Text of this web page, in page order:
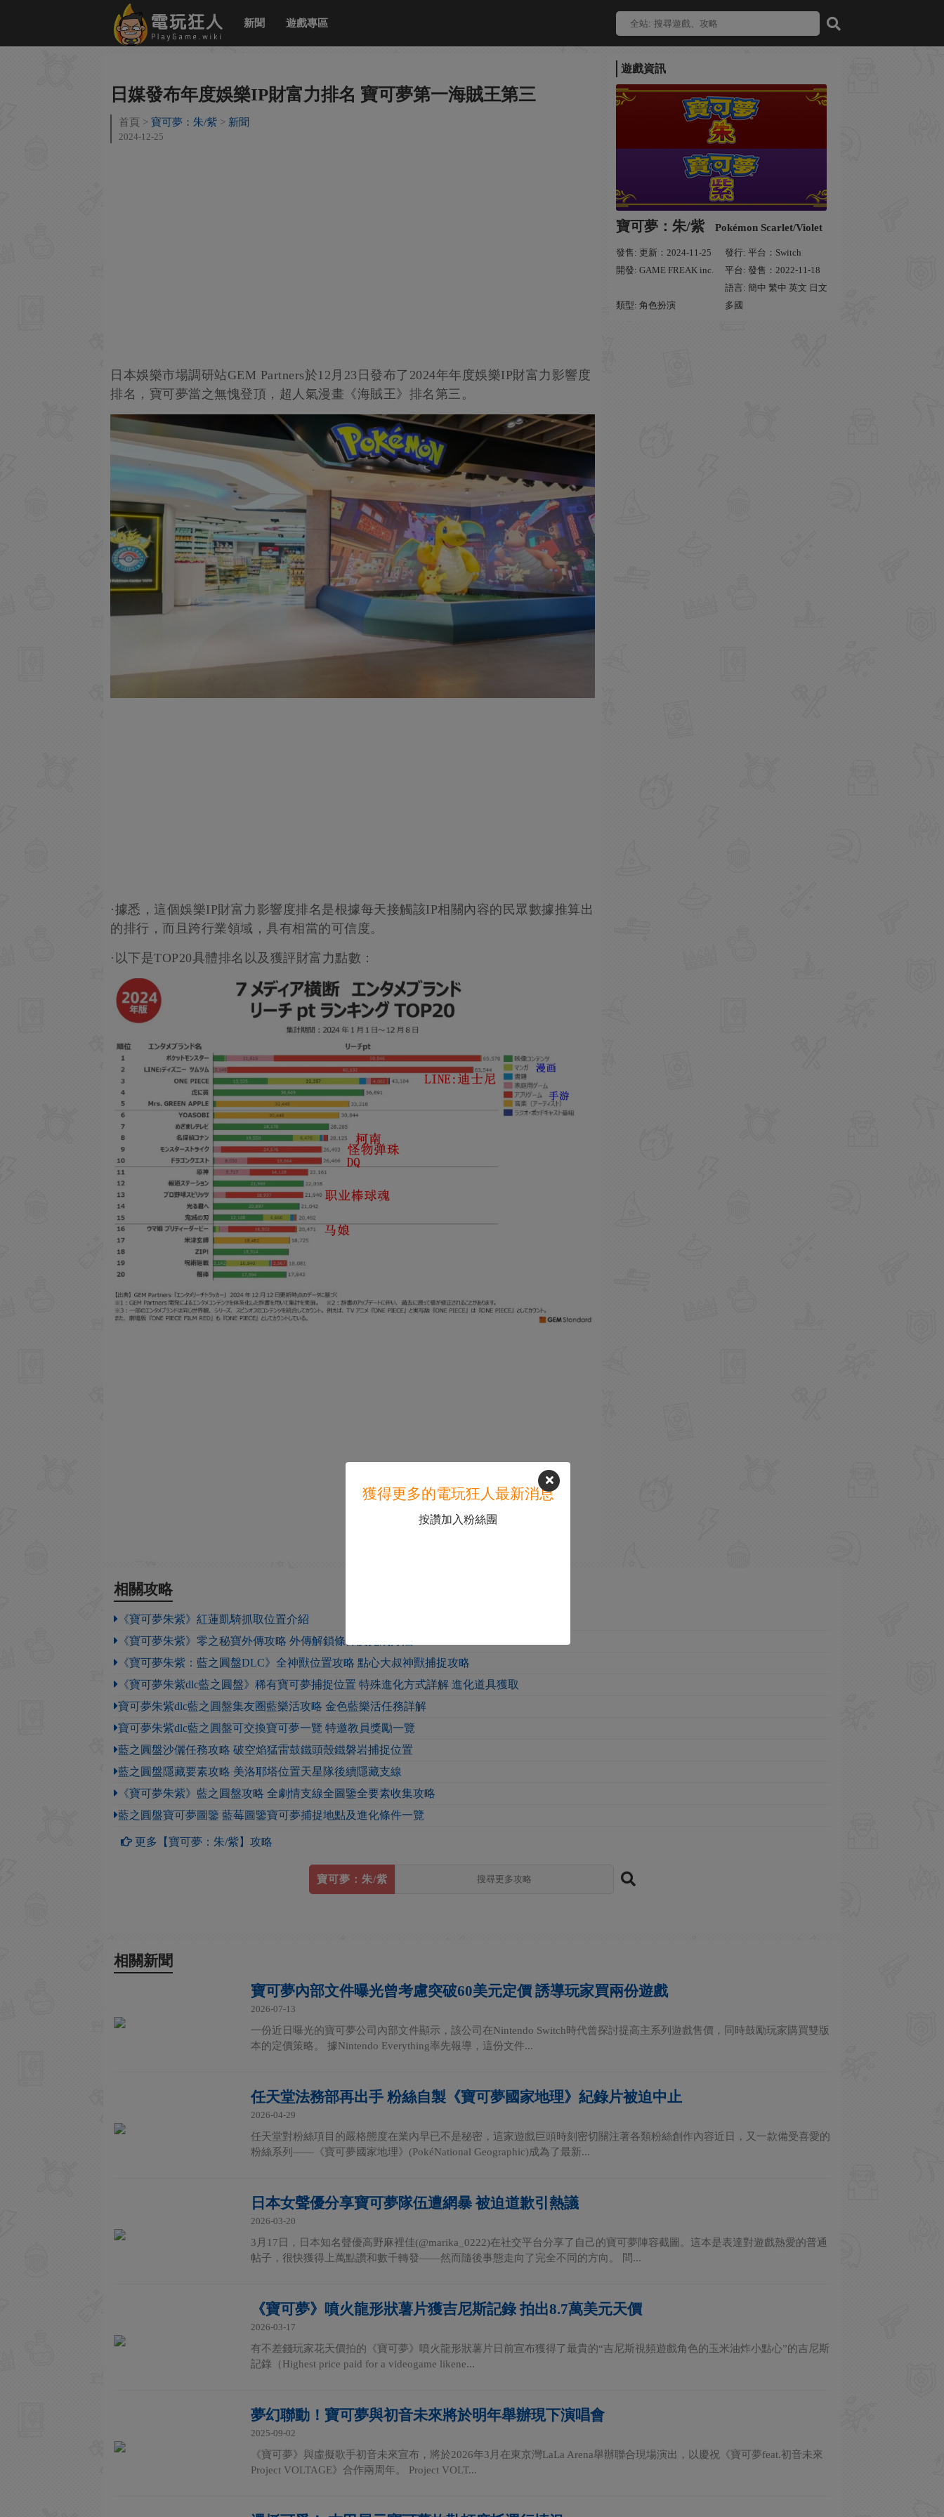
新聞 遊戲專區
遊戲資訊
寶可夢：朱/紫 Pokémon Scarlet/Violet
發售: 更新：2024-11-25
發行: 平台：Switch
開發: GAME FREAK inc.
平台: 發售：2022-11-18
類型: 角色扮演
語言: 簡中 繁中 英文 日文
多國
日媒發布年度娛樂IP財富力排名 寶可夢第一海賊王第三
首頁 寶可夢：朱/紫 新聞
2024-12-25
日本娛樂市場調研站GEM Partners於12月23日發布了2024年年度娛樂IP財富力影響度
排名，寶可夢當之無愧登頂，超人氣漫畫《海賊王》排名第三。
·據悉，這個娛樂IP財富力影響度排名是根據每天接觸該IP相關內容的民眾數據推算出
的排行，而且跨行業領域，具有相當的可信度。
·以下是TOP20具體排名以及獲評財富力點數：
相關攻略
《寶可夢朱紫》紅蓮凱騎抓取位置介紹
《寶可夢朱紫》零之秘寶外傳攻略 外傳解鎖條件及完成方法
《寶可夢朱紫：藍之圓盤DLC》全神獸位置攻略 點心大叔神獸捕捉攻略
《寶可夢朱紫dlc藍之圓盤》稀有寶可夢捕捉位置 特殊進化方式詳解 進化道具獲取
寶可夢朱紫dlc藍之圓盤集友圈藍樂活攻略 金色藍樂活任務詳解
寶可夢朱紫dlc藍之圓盤可交換寶可夢一覽 特邀教員獎勵一覽
藍之圓盤沙儷任務攻略 破空焰猛雷鼓鐵頭殼鐵磐岩捕捉位置
藍之圓盤隱藏要素攻略 美洛耶塔位置天星隊後續隱藏支線
《寶可夢朱紫》藍之圓盤攻略 全劇情支線全圖鑒全要素收集攻略
藍之圓盤寶可夢圖鑒 藍莓圖鑒寶可夢捕捉地點及進化條件一覽
更多【寶可夢：朱/紫】攻略
寶可夢：朱/紫
相關新聞
寶可夢內部文件曝光曾考慮突破60美元定價 誘導玩家買兩份遊戲
2026-07-13
一份近日曝光的寶可夢公司內部文件顯示，該公司在Nintendo Switch時代曾探討提高主系列遊戲售價，同時鼓勵玩家購買雙版
本的定價策略。 據Nintendo Everything率先報導，這份文件...
任天堂法務部再出手 粉絲自製《寶可夢國家地理》紀錄片被迫中止
2026-04-29
任天堂對粉絲項目的嚴格態度在業內早已不是秘密，這家遊戲巨頭時刻密切關注著各類粉絲創作內容近日，又一款備受喜愛的
粉絲系列——《寶可夢國家地理》(PokéNational Geographic)成為了最新...
日本女聲優分享寶可夢隊伍遭網暴 被迫道歉引熱議
2026-03-20
3月17日，日本知名聲優高野麻裡佳(@marika_0222)在社交平台分享了自己的寶可夢陣容截圖。這本是表達對遊戲熱愛的普通
帖子，很快獲得上萬點讚和數千轉發——然而隨後事態走向了完全不同的方向。 問...
《寶可夢》噴火龍形狀薯片獲吉尼斯記錄 拍出8.7萬美元天價
2026-03-17
有不差錢玩家花天價拍的《寶可夢》噴火龍形狀薯片日前宣布獲得了最貴的“吉尼斯視頻遊戲角色的玉米油炸小點心”的吉尼斯
記錄（Highest price paid for a videogame likene...
夢幻聯動！寶可夢與初音未來將於明年舉辦現下演唱會
2025-09-02
《寶可夢》與虛擬歌手初音未來宣布，將於2026年3月在東京灣LaLa Arena舉辦聯合現場演出，以慶祝《寶可夢feat.初音未來
Project VOLTAGE》合作兩周年。 Project VOLT...
獲得更多的電玩狂人最新消息
按讚加入粉絲團